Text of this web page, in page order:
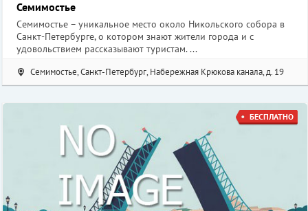
Семимостье
Семимостье – уникальное место около Никольского собора в
Санкт-Петербурге, о котором знают жители города и с
удовольствием рассказывают туристам. ...
Семимостье, Санкт-Петербург, Набережная Крюкова канала, д. 19
БЕСПЛАТНО